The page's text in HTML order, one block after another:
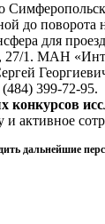
до
для
27/1. МАН
399-72-95.
активное
дальнейшие